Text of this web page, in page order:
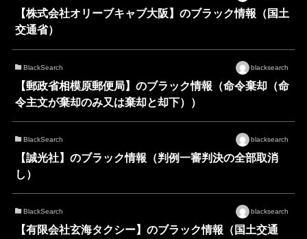
【株式会社オリーブキャブ大阪】のブラック情報（国土
交通省）
BlackSearch blacksearch
【郵政省相模原郵便局】のブラック情報（命令棄却（命
令主文が棄却のみ又は棄却と却下））
BlackSearch blacksearch
【誠光社】のブラック情報（判例一審判決の全部取消
し）
BlackSearch blacksearch
【有限会社玄海タクシー】のブラック情報（国土交通